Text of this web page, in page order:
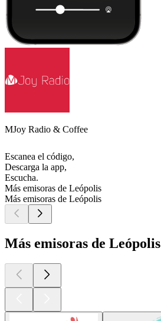
MJoy Radio & Coffee
Escanea el código,
Descarga la app,
Escucha.
Más emisoras de Leópolis
Más emisoras de Leópolis
Más emisoras de Leópolis